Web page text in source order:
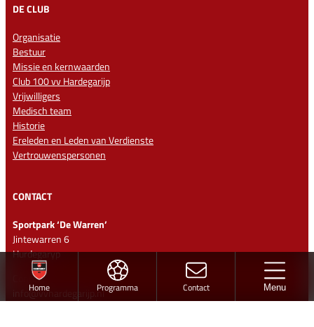
Home Programma Contact Menu
DE CLUB
Organisatie
Bestuur
Missie en kernwaarden
Club 100 vv Hardegarijp
Vrijwilligers
Medisch team
Historie
Ereleden en Leden van Verdienste
Vertrouwenspersonen
CONTACT
Sportpark ‘De Warren’
Jintewarren 6
Hurdegaryp
Contact
info@vvhardegarijp.nl